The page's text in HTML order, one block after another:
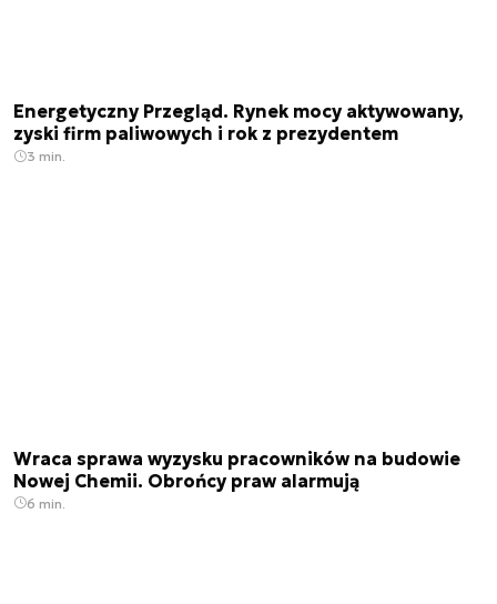
Energetyczny Przegląd. Rynek mocy aktywowany,
zyski firm paliwowych i rok z prezydentem
3 min.
Wraca sprawa wyzysku pracowników na budowie
Nowej Chemii. Obrońcy praw alarmują
6 min.